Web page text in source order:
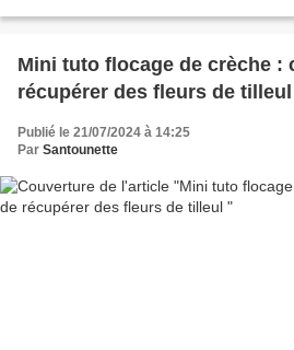
Mini tuto flocage de crèche :
récupérer des fleurs de tilleul
Publié le 21/07/2024 à 14:25
Par Santounette